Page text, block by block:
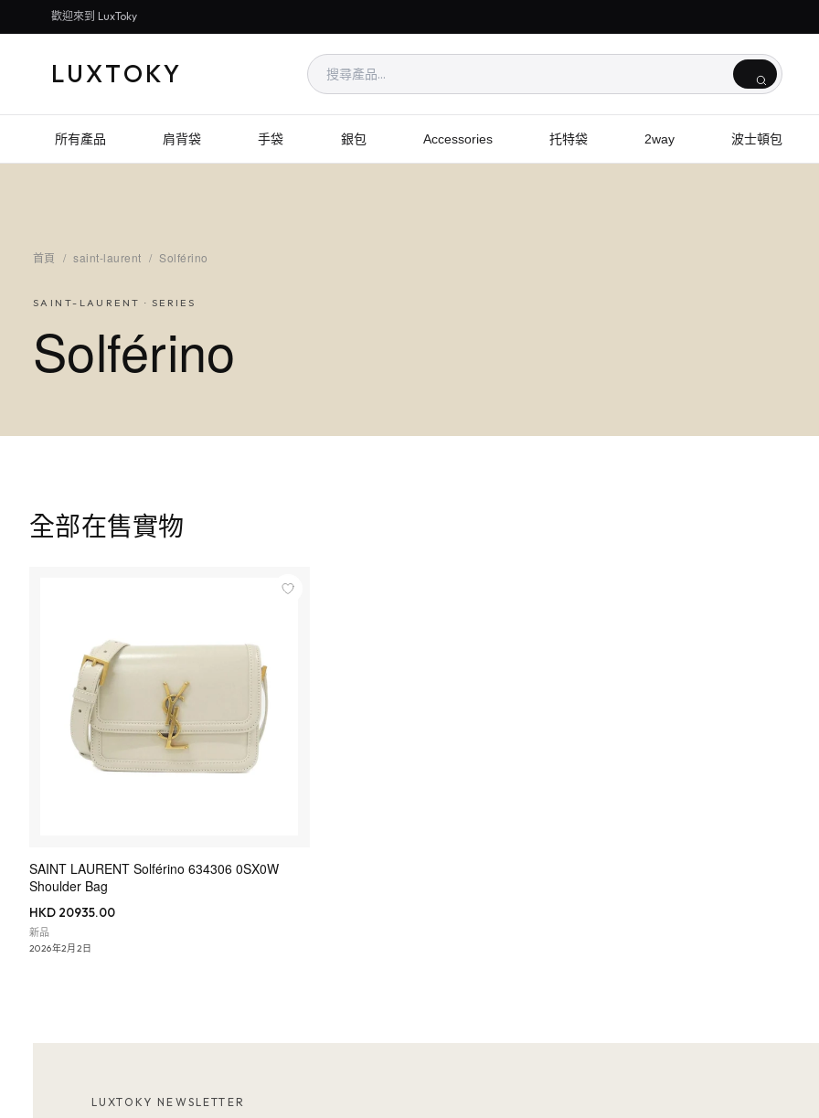
歡迎來到 LuxToky
LUXTOKY
所有產品 肩背袋 手袋 銀包 Accessories 托特袋 2way 波士頓包
首頁 / saint-laurent / Solférino
SAINT-LAURENT · SERIES
Solférino
全部在售實物
SAINT LAURENT Solférino 634306 0SX0W
Shoulder Bag
HKD 20935.00
新品
2026年2月2日
LUXTOKY NEWSLETTER